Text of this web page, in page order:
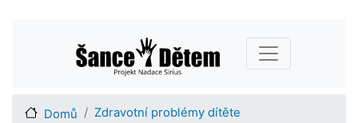
hlavnímu
obsahu
Main navigation
Domů
Zdravotní problémy dítěte